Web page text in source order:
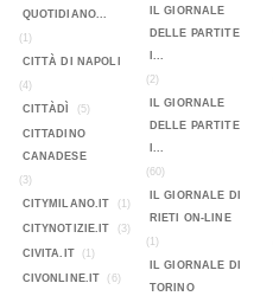
QUOTIDIANO...
(1)
CITTÀ DI NAPOLI
(4)
CITTÀDÌ
(5)
CITTADINO
CANADESE
(3)
CITYMILANO.IT
(1)
CITYNOTIZIE.IT (3)
CIVITA.IT (1)
CIVONLINE.IT (6)
IL GIORNALE
DELLE PARTITE
I...
(2)
IL GIORNALE
DELLE PARTITE
I...
(60)
IL GIORNALE DI
RIETI ON-LINE
(1)
IL GIORNALE DI
TORINO